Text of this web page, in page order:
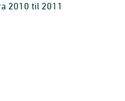
2010 til 2011